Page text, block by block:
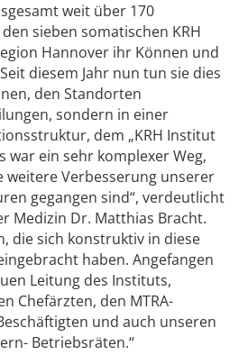
weit über 170
sieben somatischen KRH
Hannover ihr Können und
diesem Jahr nun tun sie dies
den Standorten
sondern in einer
dem „KRH Institut
war ein sehr komplexer Weg,
weitere Verbesserung unserer
gegangen sind“, verdeutlicht
Medizin Dr. Matthias Bracht.
die sich konstruktiv in diese
haben. Angefangen
Leitung des Instituts,
Chefärzten, den MTRA-
und auch unseren
Betriebsräten.“